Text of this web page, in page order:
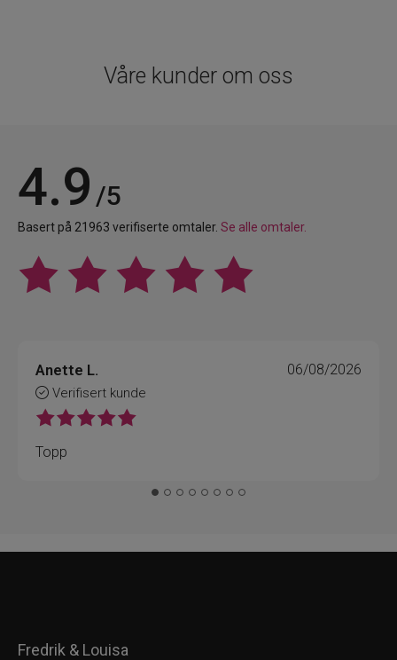
Våre kunder om oss
4.9 /5
Basert på 21963 verifiserte omtaler. Se alle omtaler.
Anette L.
Verifisert kunde
06/08/2026
Topp
Fredrik & Louisa